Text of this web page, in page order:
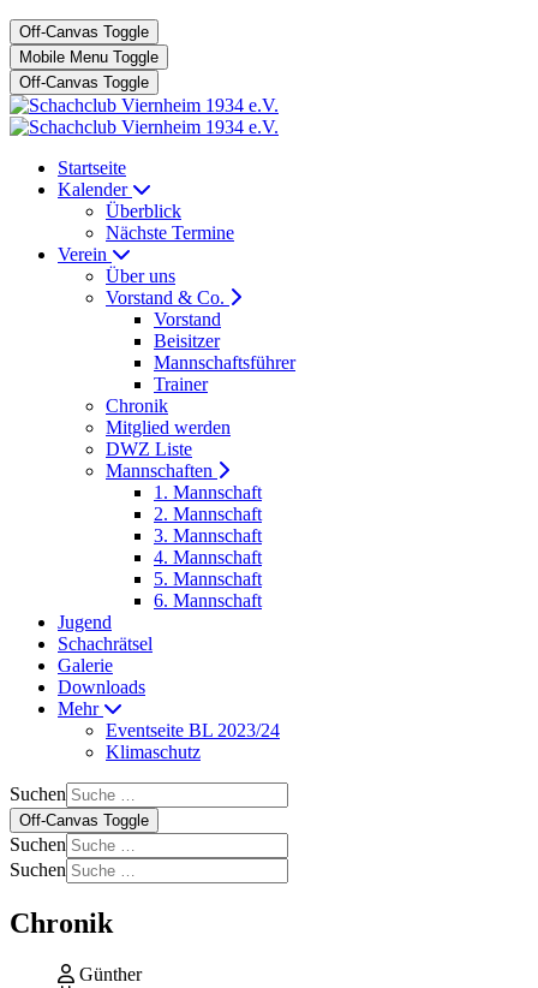
Off-Canvas Toggle
Mobile Menu Toggle
Off-Canvas Toggle
Startseite
Kalender
Überblick
Nächste Termine
Verein
Über uns
Vorstand & Co.
Vorstand
Beisitzer
Mannschaftsführer
Trainer
Chronik
Mitglied werden
DWZ Liste
Mannschaften
1. Mannschaft
2. Mannschaft
3. Mannschaft
4. Mannschaft
5. Mannschaft
6. Mannschaft
Jugend
Schachrätsel
Galerie
Downloads
Mehr
Eventseite BL 2023/24
Klimaschutz
Suchen
Off-Canvas Toggle
Suchen
Suchen
Chronik
Günther